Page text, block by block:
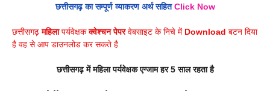
छत्तीसगढ़ का सम्पूर्ण व्याकरण अर्थ सहित Click Now
छत्तीसगढ़महिलापर्यवेक्षकक्वेश्चन पेपरवेबसाइट के निचे में Download बटन दिया
है वह से आप डाउनलोड कर सकते है
छत्तीसगढ़ मेंमहिलापर्यवेक्षक एग्जाम हर 5 साल रहता है